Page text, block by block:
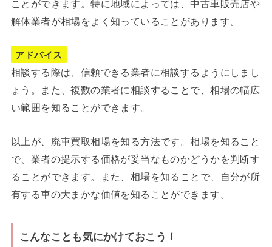
ことができます。特に地域によっては、中古車販売店や
解体業者が相場をよく知っていることがあります。
アドバイス
相談する際は、信頼できる業者に相談するようにしまし
ょう。また、複数の業者に相談することで、相場の幅広
い範囲を知ることができます。
以上が、廃車買取相場を知る方法です。相場を知ること
で、業者の提示する価格が妥当なものかどうかを判断す
ることができます。また、相場を知ることで、自分が所
有する車の大まかな価値を知ることができます。
こんなことも気にかけておこう！